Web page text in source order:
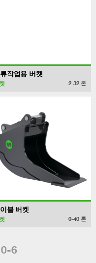
작업용 버켓
2-32 톤
블 버켓
0-40 톤
6